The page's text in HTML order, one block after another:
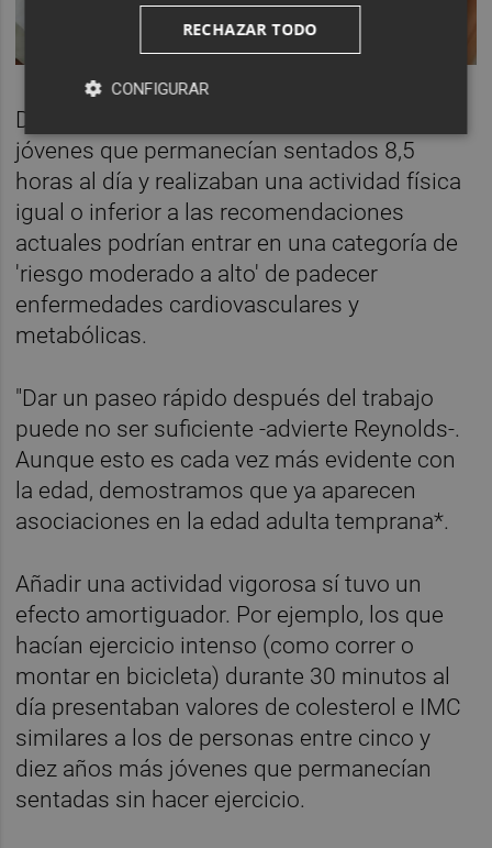
De hecho, según los autores, los adultos
jóvenes que permanecían sentados 8,5
horas al día y realizaban una actividad física
igual o inferior a las recomendaciones
actuales podrían entrar en una categoría de
'riesgo moderado a alto' de padecer
enfermedades cardiovasculares y
metabólicas.
"Dar un paseo rápido después del trabajo
puede no ser suficiente -advierte Reynolds-.
Aunque esto es cada vez más evidente con
la edad, demostramos que ya aparecen
asociaciones en la edad adulta temprana*.
Añadir una actividad vigorosa sí tuvo un
efecto amortiguador. Por ejemplo, los que
hacían ejercicio intenso (como correr o
montar en bicicleta) durante 30 minutos al
día presentaban valores de colesterol e IMC
similares a los de personas entre cinco y
diez años más jóvenes que permanecían
sentadas sin hacer ejercicio.
RECHAZAR TODO
CONFIGURAR